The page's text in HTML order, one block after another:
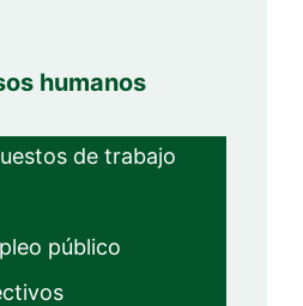
humanos
de trabajo
público